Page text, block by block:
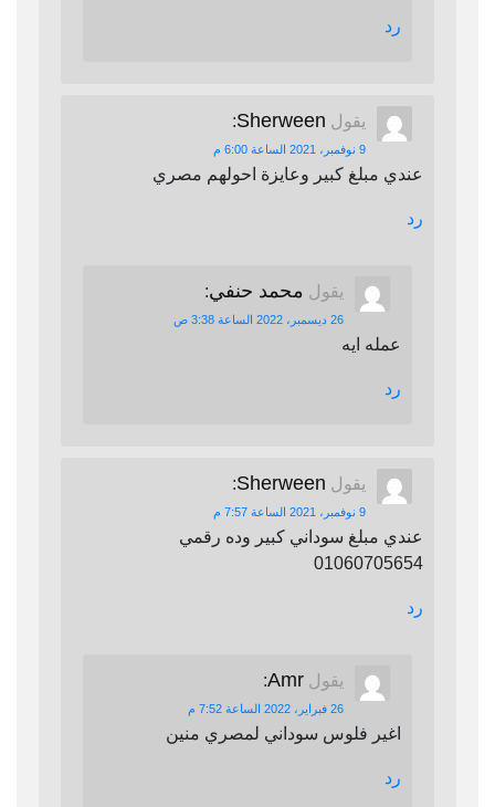
رد
يقول Sherween
:
9 نوفمبر، 2021 الساعة 6:00 م
عندي مبلغ كبير وعايزة احولهم مصري
رد
يقول محمد حنفي:
26 ديسمبر، 2022 الساعة 3:38 ص
عمله ايه
رد
يقول Sherween
:
9 نوفمبر، 2021 الساعة 7:57 م
عندي مبلغ سوداني كبير وده رقمي
01060705654
رد
يقول Amr
:
26 فبراير، 2022 الساعة 7:52 م
اغير فلوس سوداني لمصري منين
رد